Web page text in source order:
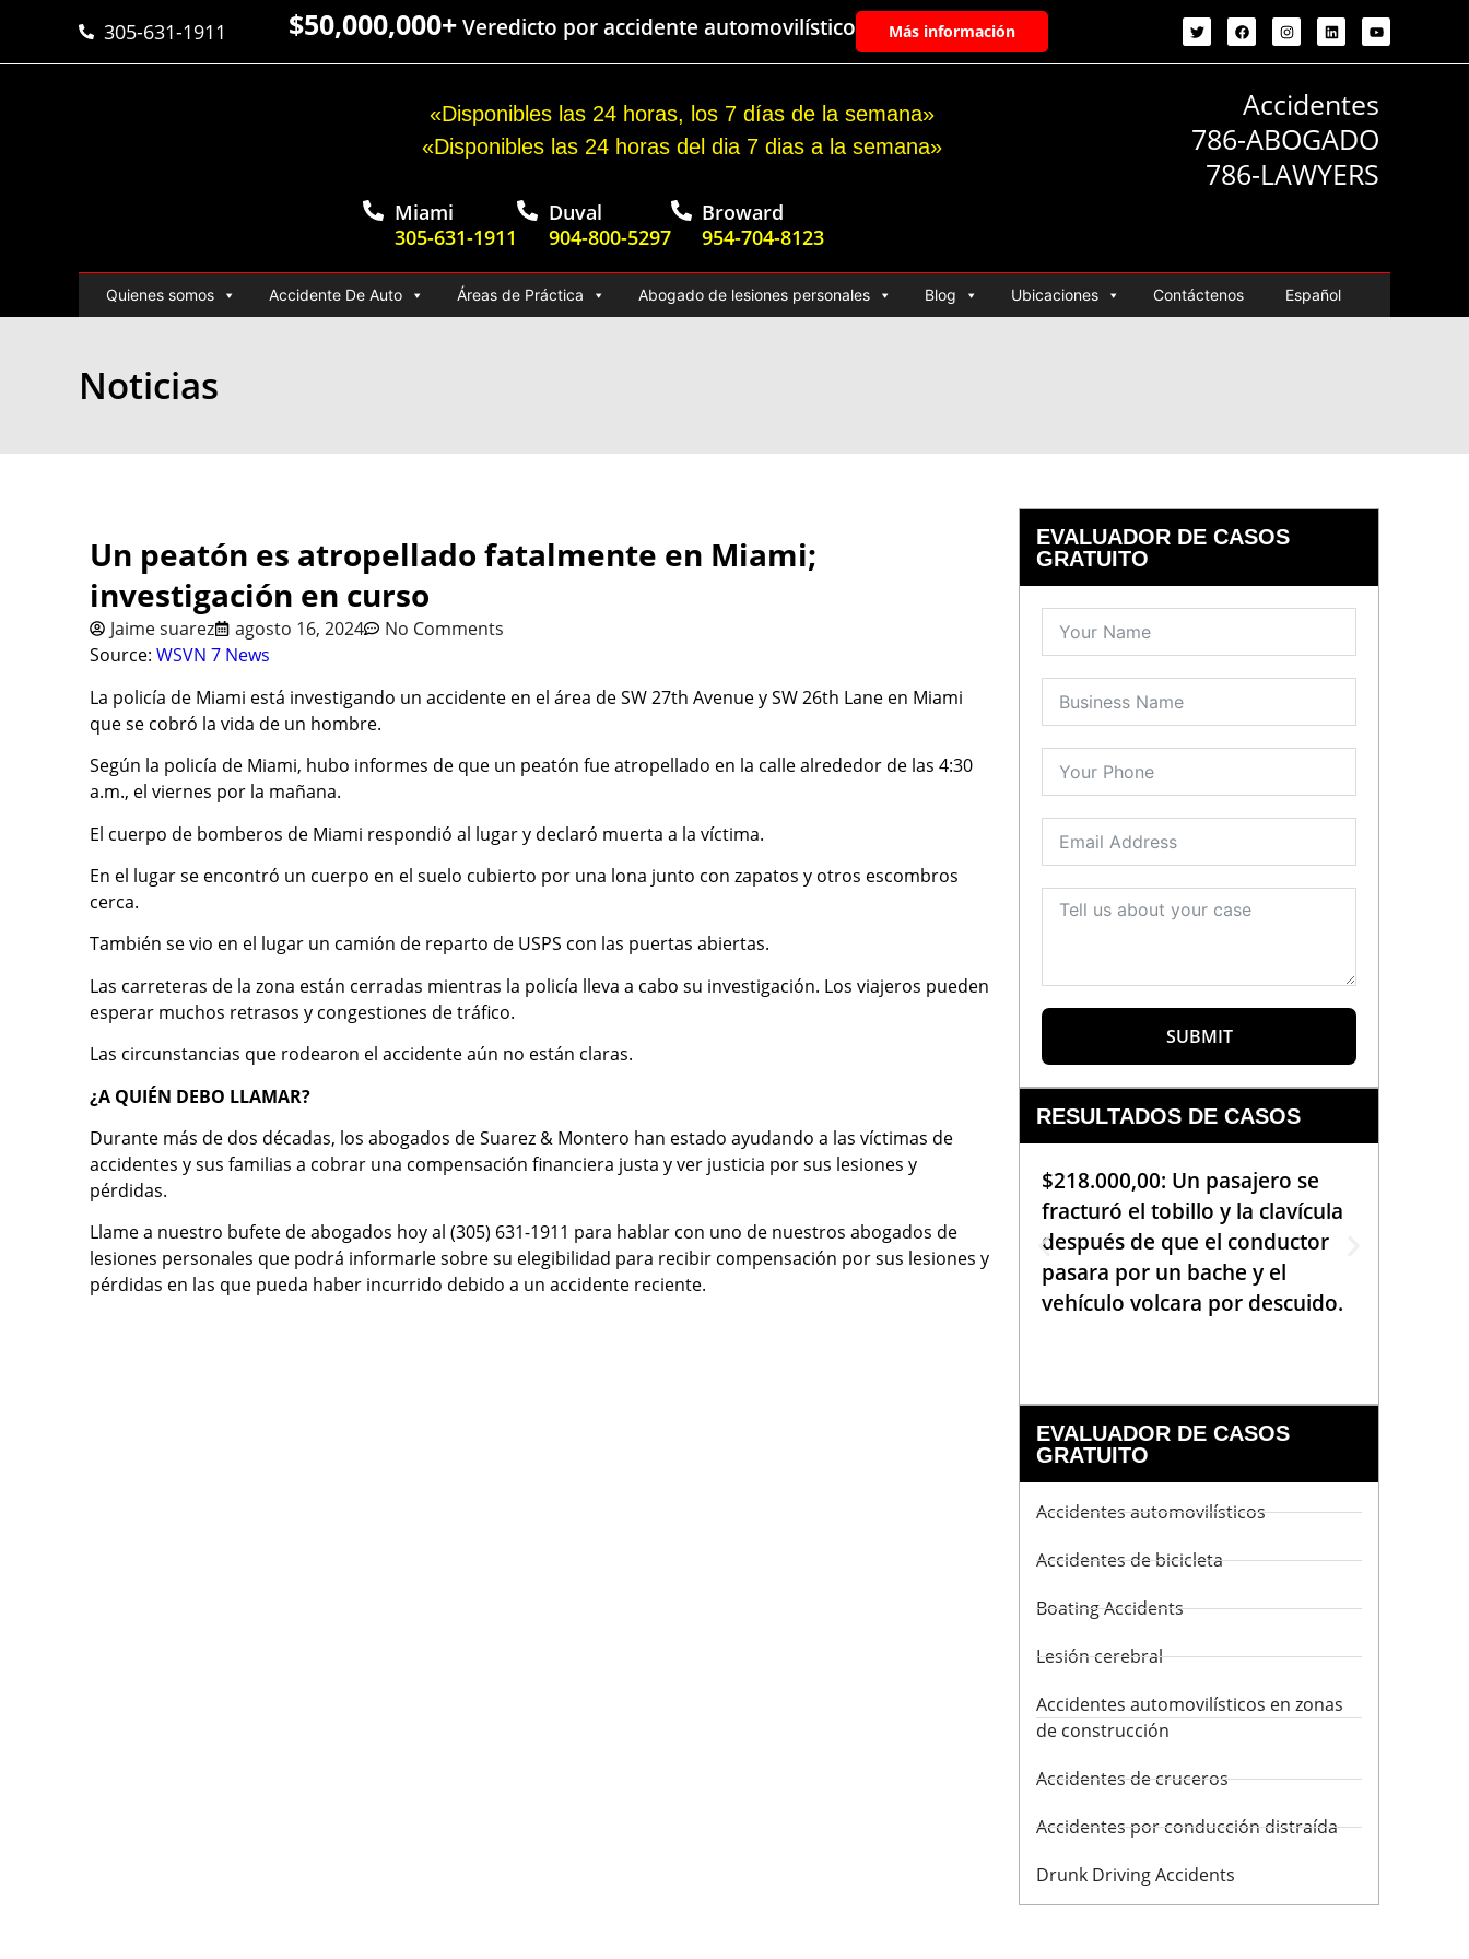
305-631-1911 $50,000,000+Veredicto por accidente automovilístico Más información
«Disponibles las 24 horas, los 7 días de la semana»
«Disponibles las 24 horas del dia 7 dias a la semana»
Miami
305-631-1911
Duval
904-800-5297
Broward
954-704-8123
Accidentes
786-ABOGADO
786-LAWYERS
Quienes somos Accidente De Auto Áreas de Práctica Abogado de lesiones personales Blog Ubicaciones Contáctenos Español
Noticias
Un peatón es atropellado fatalmente en Miami;
investigación en curso
Jaime suarez agosto 16, 2024
No Comments
Source: WSVN 7 News
La policía de Miami está investigando un accidente en el área de SW 27th Avenue y SW 26th Lane en Miami
que se cobró la vida de un hombre.
Según la policía de Miami, hubo informes de que un peatón fue atropellado en la calle alrededor de las 4:30
a.m., el viernes por la mañana.
El cuerpo de bomberos de Miami respondió al lugar y declaró muerta a la víctima.
En el lugar se encontró un cuerpo en el suelo cubierto por una lona junto con zapatos y otros escombros
cerca.
También se vio en el lugar un camión de reparto de USPS con las puertas abiertas.
Las carreteras de la zona están cerradas mientras la policía lleva a cabo su investigación. Los viajeros pueden
esperar muchos retrasos y congestiones de tráfico.
Las circunstancias que rodearon el accidente aún no están claras.
¿A QUIÉN DEBO LLAMAR?
Durante más de dos décadas, los abogados de Suarez & Montero han estado ayudando a las víctimas de
accidentes y sus familias a cobrar una compensación financiera justa y ver justicia por sus lesiones y
pérdidas.
Llame a nuestro bufete de abogados hoy al (305) 631-1911 para hablar con uno de nuestros abogados de
lesiones personales que podrá informarle sobre su elegibilidad para recibir compensación por sus lesiones y
pérdidas en las que pueda haber incurrido debido a un accidente reciente.
EVALUADOR DE CASOS
GRATUITO
SUBMIT
RESULTADOS DE CASOS
$218.000,00: Un pasajero se
fracturó el tobillo y la clavícula
después de que el conductor
pasara por un bache y el
vehículo volcara por descuido.
EVALUADOR DE CASOS
GRATUITO
Accidentes automovilísticos
Accidentes de bicicleta
Boating Accidents
Lesión cerebral
Accidentes automovilísticos en zonas
de construcción
Accidentes de cruceros
Accidentes por conducción distraída
Drunk Driving Accidents